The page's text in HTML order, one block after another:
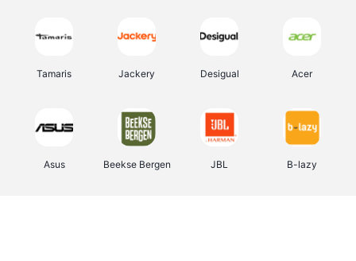
Tamaris Jackery Desigual Acer
Asus Beekse Bergen JBL B-lazy